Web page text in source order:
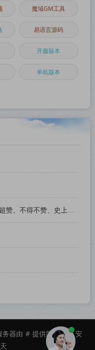
魔域GM工具
易语言源码
开服版本
单机版本
、不得不赞、史上最赞！
务器由 # 提供网络服务 安
天